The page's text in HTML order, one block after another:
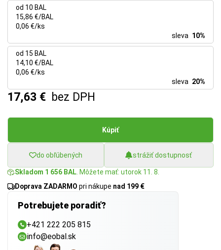
od 10 BAL
15,86 €/BAL
0,06 €/ks
sleva 10%
od 15 BAL
14,10 €/BAL
0,06 €/ks
sleva 20%
17,63 € bez DPH
Kúpiť
do obľúbených strážiť dostupnosť
Skladom 1 656 BAL . Môžete mať: utorok 11. 8.
Doprava ZADARMO pri nákupe nad 199 €
Potrebujete poradiť?
+421 222 205 815
info@eobal.sk